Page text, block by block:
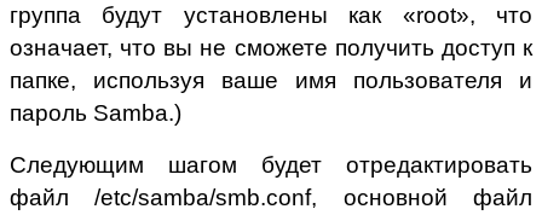
группа будут установлены как «root», что
означает, что вы не сможете получить доступ к
папке, используя ваше имя пользователя и
пароль Samba.)
Следующим шагом будет отредактировать
файл /etc/samba/smb.conf, основной файл